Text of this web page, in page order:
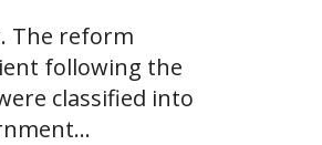
The reform
following the
classified into